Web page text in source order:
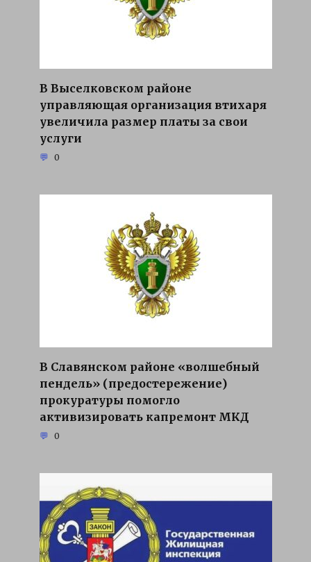
В Выселковском районе
управляющая организация втихаря
увеличила размер платы за свои
услуги
0
В Славянском районе «волшебный
пендель» (предостережение)
прокуратуры помогло
активизировать капремонт МКД
0